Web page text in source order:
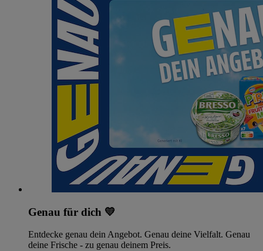
Genau für dich 💛
Entdecke genau dein Angebot. Genau deine Vielfalt. Genau
deine Frische - zu genau deinem Preis.